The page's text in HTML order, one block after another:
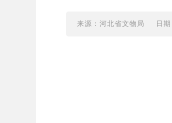
来源：河北省文物局 日